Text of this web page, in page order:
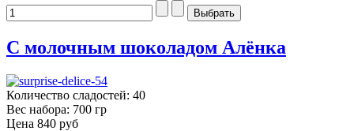
С молочным шоколадом Алёнка
Количество сладостей: 40
Вес набора: 700 гр
Цена 840 руб